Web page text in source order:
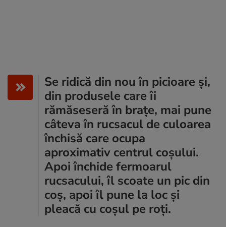
Se ridică din nou în picioare și,
din produsele care îi
rămăseseră în brațe, mai pune
câteva în rucsacul de culoarea
închisă care ocupa
aproximativ centrul coșului.
Apoi închide fermoarul
rucsacului, îl scoate un pic din
coș, apoi îl pune la loc și
pleacă cu coșul pe roți.